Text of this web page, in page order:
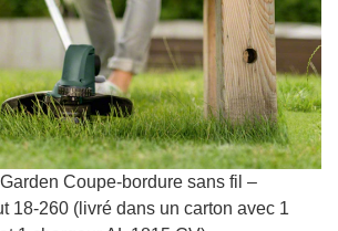
Coupe-bordure sans fil –
18-260 (livré dans un carton avec 1